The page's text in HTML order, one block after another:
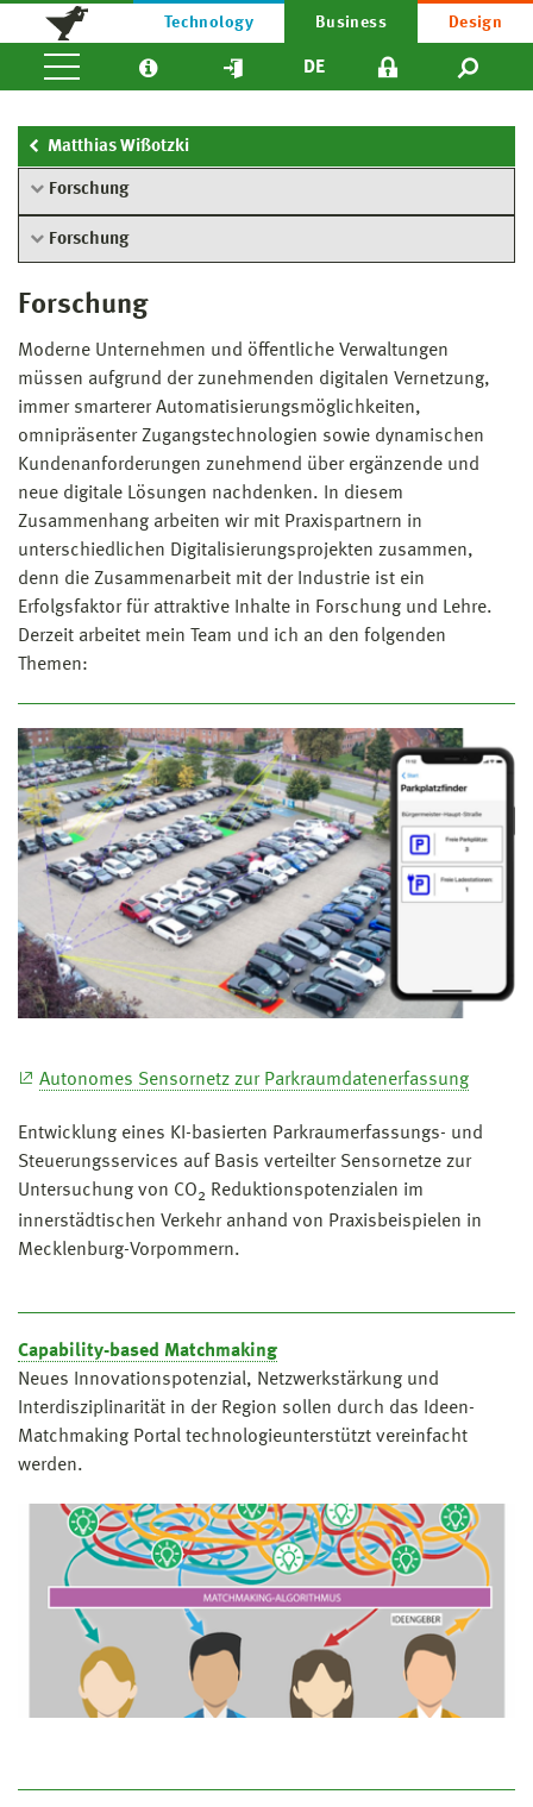
Technology Business Design
DE
Matthias Wißotzki
Forschung
Forschung
Forschung
Moderne Unternehmen und öffentliche Verwaltungen
müssen aufgrund der zunehmenden digitalen Vernetzung,
immer smarterer Automatisierungsmöglichkeiten,
omnipräsenter Zugangstechnologien sowie dynamischen
Kundenanforderungen zunehmend über ergänzende und
neue digitale Lösungen nachdenken. In diesem
Zusammenhang arbeiten wir mit Praxispartnern in
unterschiedlichen Digitalisierungsprojekten zusammen,
denn die Zusammenarbeit mit der Industrie ist ein
Erfolgsfaktor für attraktive Inhalte in Forschung und Lehre.
Derzeit arbeitet mein Team und ich an den folgenden
Themen:
Autonomes Sensornetz zur Parkraumdatenerfassung
Entwicklung eines KI-basierten Parkraumerfassungs- und
Steuerungsservices auf Basis verteilter Sensornetze zur
Untersuchung von CO2 Reduktionspotenzialen im
innerstädtischen Verkehr anhand von Praxisbeispielen in
Mecklenburg-Vorpommern.
Capability-based Matchmaking
Neues Innovationspotenzial, Netzwerkstärkung und
Interdisziplinarität in der Region sollen durch das Ideen-
Matchmaking Portal technologieunterstützt vereinfacht
werden.